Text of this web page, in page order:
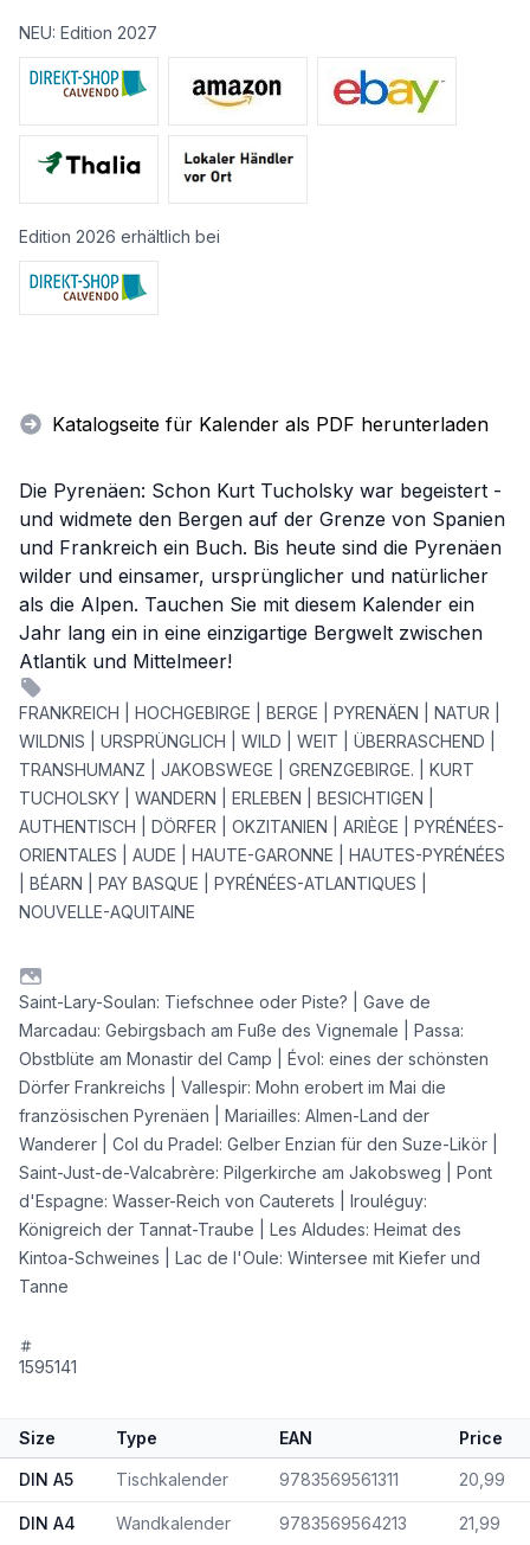
NEU: Edition 2027
Edition 2026 erhältlich bei
Katalogseite für Kalender als PDF herunterladen
Die Pyrenäen: Schon Kurt Tucholsky war begeistert -
und widmete den Bergen auf der Grenze von Spanien
und Frankreich ein Buch. Bis heute sind die Pyrenäen
wilder und einsamer, ursprünglicher und natürlicher
als die Alpen. Tauchen Sie mit diesem Kalender ein
Jahr lang ein in eine einzigartige Bergwelt zwischen
Atlantik und Mittelmeer!
FRANKREICH | HOCHGEBIRGE | BERGE | PYRENÄEN | NATUR |
WILDNIS | URSPRÜNGLICH | WILD | WEIT | ÜBERRASCHEND |
TRANSHUMANZ | JAKOBSWEGE | GRENZGEBIRGE. | KURT
TUCHOLSKY | WANDERN | ERLEBEN | BESICHTIGEN |
AUTHENTISCH | DÖRFER | OKZITANIEN | ARIÈGE | PYRÉNÉES-
ORIENTALES | AUDE | HAUTE-GARONNE | HAUTES-PYRÉNÉES
| BÉARN | PAY BASQUE | PYRÉNÉES-ATLANTIQUES |
NOUVELLE-AQUITAINE
Saint-Lary-Soulan: Tiefschnee oder Piste? | Gave de
Marcadau: Gebirgsbach am Fuße des Vignemale | Passa:
Obstblüte am Monastir del Camp | Évol: eines der schönsten
Dörfer Frankreichs | Vallespir: Mohn erobert im Mai die
französischen Pyrenäen | Mariailles: Almen-Land der
Wanderer | Col du Pradel: Gelber Enzian für den Suze-Likör |
Saint-Just-de-Valcabrère: Pilgerkirche am Jakobsweg | Pont
d'Espagne: Wasser-Reich von Cauterets | Irouléguy:
Königreich der Tannat-Traube | Les Aldudes: Heimat des
Kintoa-Schweines | Lac de l'Oule: Wintersee mit Kiefer und
Tanne
1595141
Size Type EAN Price
DIN A5 Tischkalender 9783569561311 20,99
DIN A4 Wandkalender 9783569564213 21,99